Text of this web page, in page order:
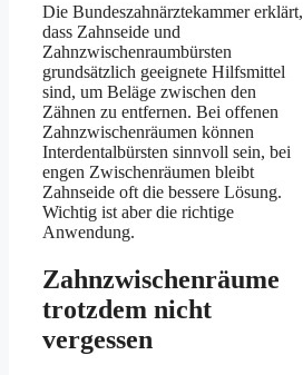
Die Bundeszahnärztekammer erklärt,
dass Zahnseide und
Zahnzwischenraumbürsten
grundsätzlich geeignete Hilfsmittel
sind, um Beläge zwischen den
Zähnen zu entfernen. Bei offenen
Zahnzwischenräumen können
Interdentalbürsten sinnvoll sein, bei
engen Zwischenräumen bleibt
Zahnseide oft die bessere Lösung.
Wichtig ist aber die richtige
Anwendung.
Zahnzwischenräume
trotzdem nicht
vergessen